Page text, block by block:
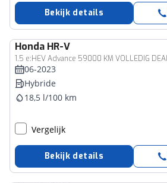
Bekijk details
Honda HR-V
06-2023
Hybride
18,5 l/100 km
Vergelijk
Bekijk details